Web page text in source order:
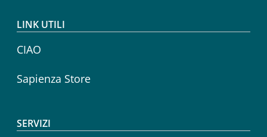
LINK UTILI
CIAO
Sapienza Store
SERVIZI